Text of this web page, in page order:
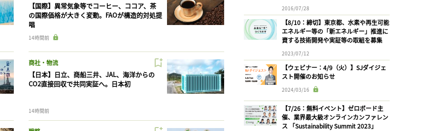
【国際】異常気象等でコーヒー、ココア、茶
の国際価格が大きく変動。FAOが構造的対処提
唱
14時間前
商社・物流
【日本】日立、商船三井、JAL、海洋からの
CO2直接回収で共同実証へ。日本初
14時間前
2016/07/28
【8/10：締切】東京都、水素や再生可能
エネルギー等の「新エネルギー」推進に
資する技術開発や実証等の取組を募集
2023/07/12
【ウェビナー：4/9（火）】SJダイジェ
スト開催のお知らせ
2024/03/16
【7/26：無料イベント】ゼロボード主
催、業界最大級オンラインカンファレン
ス 「Sustainability Summit 2023」